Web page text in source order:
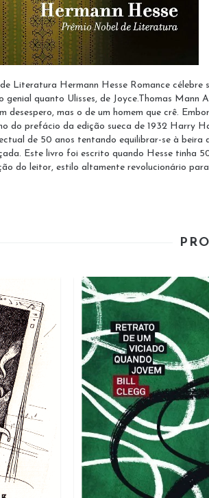
Literatura Hermann Hesse Romance
quanto Ulisses, de Joyce.Thomas Mann
desespero, mas o de um homem que crê.
do prefácio da edição sueca de 1932 Harry
de 50 anos tentando equilibrar-se à beira
Este livro foi escrito quando Hesse tinha
do leitor, estilo altamente revolucionário